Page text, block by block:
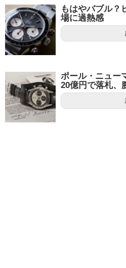
もはやバブル？
場に過熱感
ポール・ニュー
20億円で落札、